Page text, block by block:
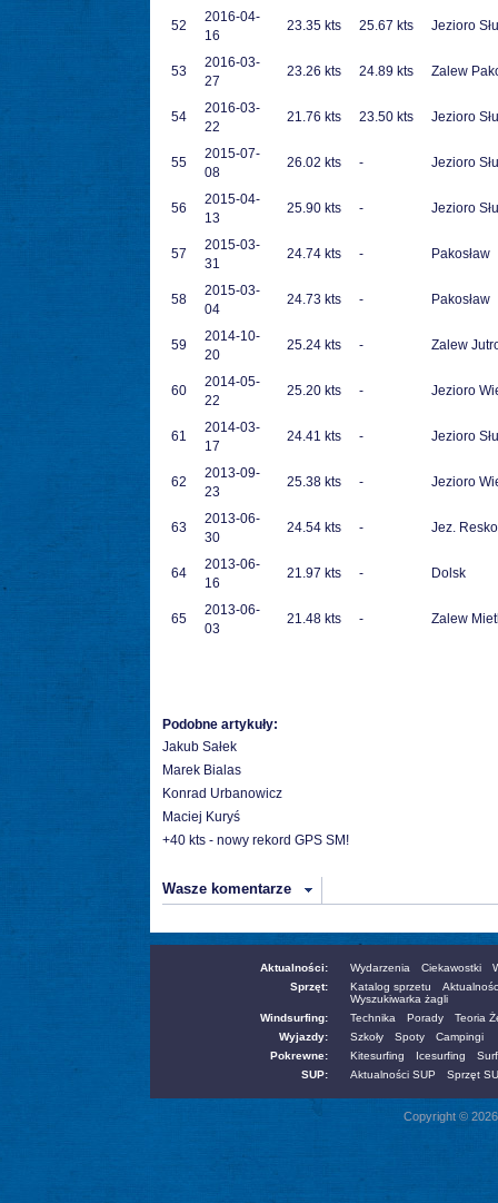
52
2016-04-
16
23.35 kts 25.67 kts Jezioro
53
2016-03-
27
23.26 kts 24.89 kts Zalew
54
2016-03-
22
21.76 kts 23.50 kts Jezioro
55
2015-07-
08
26.02 kts - Jezioro
56
2015-04-
13
25.90 kts - Jezioro
57
2015-03-
31
24.74 kts - Pakosław
58
2015-03-
04
24.73 kts - Pakosław
59
2014-10-
20
25.24 kts - Zalew
60
2014-05-
22
25.20 kts - Jezioro
61
2014-03-
17
24.41 kts - Jezioro
62
2013-09-
23
25.38 kts - Jezioro
63
2013-06-
30
24.54 kts - Jez.
64
2013-06-
16
21.97 kts - Dolsk
65
2013-06-
03
21.48 kts - Zalew
Podobne artykuły:
Jakub Sałek
Marek Bialas
Konrad Urbanowicz
Maciej Kuryś
+40 kts - nowy rekord GPS SM!
Wasze komentarze
Aktualności: Wydarzenia Ciekawostki
Sprzęt:
Katalog sprzetu
Wyszukiwarka żagli
Windsurfing:
Technika Porady
Teoria
Wyjazdy:
Szkoły Spoty
Campingi
Pokrewne:
Kitesurfing Icesurfing
SUP:
Aktualności SUP Sprzęt
Copyright ©